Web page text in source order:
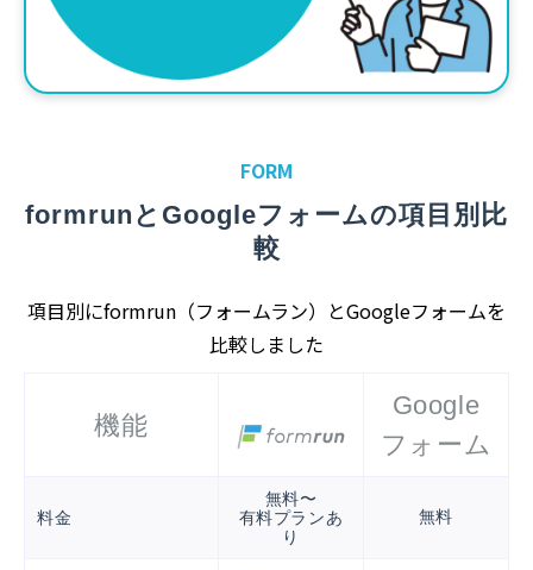
FORM
formrunとGoogleフォームの項目別比
較
項目別にformrun（フォームラン）とGoogleフォームを
比較しました
機能
Google
フォーム
料金
無料〜
有料プランあ
り
無料